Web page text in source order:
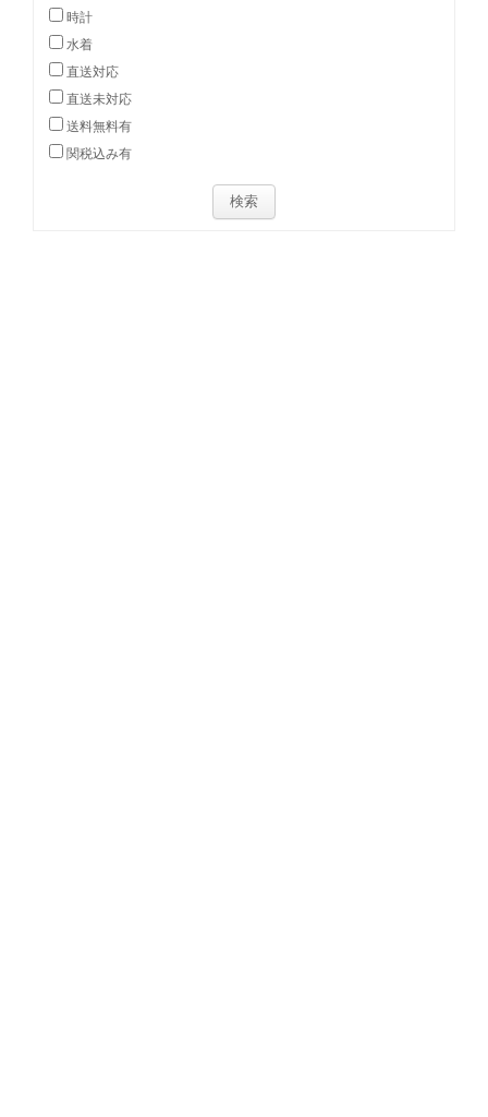
時計
水着
直送対応
直送未対応
送料無料有
関税込み有